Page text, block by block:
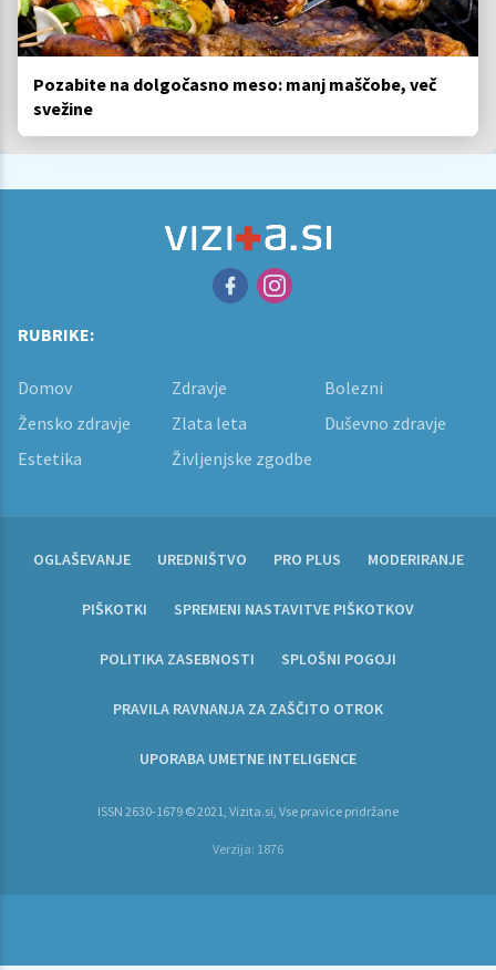
Pozabite na dolgočasno meso: manj maščobe, več
svežine
RUBRIKE:
Domov Zdravje
Bolezni
Žensko zdravje
Zlata leta
Duševno zdravje
Estetika
Življenjske zgodbe
OGLAŠEVANJE UREDNIŠTVO PRO PLUS MODERIRANJE
PIŠKOTKI SPREMENI NASTAVITVE PIŠKOTKOV
POLITIKA ZASEBNOSTI SPLOŠNI POGOJI
PRAVILA RAVNANJA ZA ZAŠČITO OTROK
UPORABA UMETNE INTELIGENCE
ISSN 2630-1679 © 2021, Vizita.si, Vse pravice pridržane
Verzija: 1876